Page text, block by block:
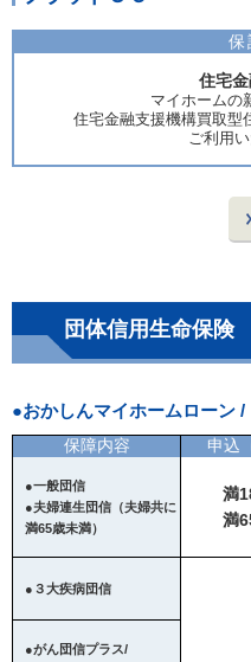
保
住宅
マイホームの
住宅金融支援機構買取型
ご利用い
団体信用生命保険
●おかしんマイホームローン
保障内容 申込
●一般団信
●夫婦連生団信（夫婦共に
満65歳未満）
満
満
●３大疾病団信
●がん団信プラス/